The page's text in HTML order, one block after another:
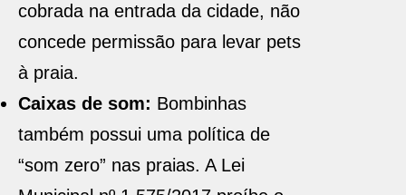
cobrada na entrada da cidade, não
concede permissão para levar pets
à praia.
Caixas de som: Bombinhas
também possui uma política de
“som zero” nas praias. A Lei